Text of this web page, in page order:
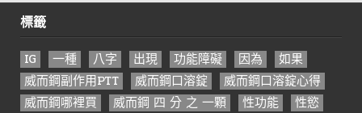
標籤
IG 一種 八字 出現 功能障礙 因為
如果
威而鋼副作用PTT
威而鋼口溶錠
威而鋼口溶錠心得
威而鋼哪裡買
威而鋼 四 分 之 一顆 性功能
性慾